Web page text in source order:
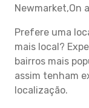
Newmarket,On
Prefere uma
mais local?
bairros mais
assim tenham
localização.